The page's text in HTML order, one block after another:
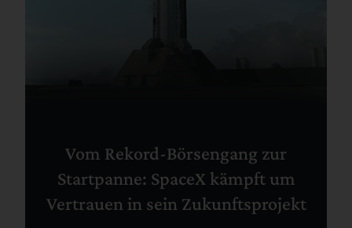
Vom Rekord-Börsengang zur
Startpanne: SpaceX kämpft um
Vertrauen in sein Zukunftsprojekt